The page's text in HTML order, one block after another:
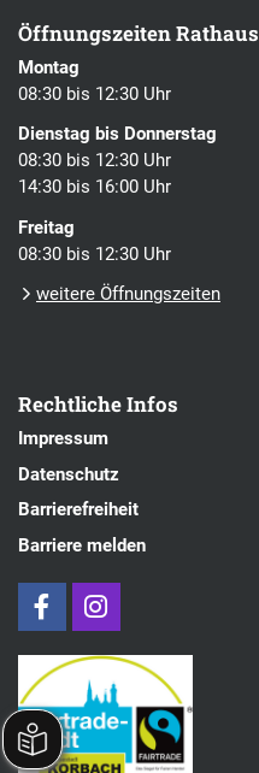
Öffnungszeiten Rathaus
Montag
08:30 bis 12:30 Uhr
Dienstag bis Donnerstag
08:30 bis 12:30 Uhr
14:30 bis 16:00 Uhr
Freitag
08:30 bis 12:30 Uhr
weitere Öffnungszeiten
Rechtliche Infos
Impressum
Datenschutz
Barrierefreiheit
Barriere melden